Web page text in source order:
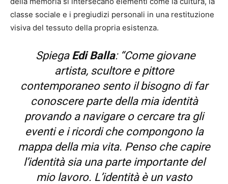
classe sociale e i pregiudizi personali in una restituzione
visiva del tessuto della propria esistenza.
Spiega Edi Balla: “Come giovane
artista, scultore e pittore
contemporaneo sento il bisogno di far
conoscere parte della mia identità
provando a navigare o cercare tra gli
eventi e i ricordi che compongono la
mappa della mia vita. Penso che capire
l’identità sia una parte importante del
mio lavoro. L’identità è un vasto